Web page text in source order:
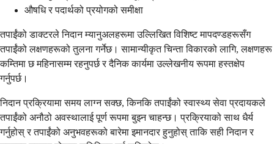
औषधि र पदार्थको प्रयोगको समीक्षा
तपाईंको डाक्टरले निदान म्यानुअलहरूमा उल्लिखित विशिष्ट मापदण्डहरूसँग
तपाईंको लक्षणहरूको तुलना गर्नेछ। सामान्यीकृत चिन्ता विकारको लागि, लक्षणहरू
कम्तिमा छ महिनासम्म रहनुपर्छ र दैनिक कार्यमा उल्लेखनीय रूपमा हस्तक्षेप
गर्नुपर्छ।
निदान प्रक्रियामा समय लाग्न सक्छ, किनकि तपाईंको स्वास्थ्य सेवा प्रदायकले
तपाईंको अनौठो अवस्थालाई पूर्ण रूपमा बुझ्न चाहन्छ। प्रक्रियाको साथ धैर्य
गर्नुहोस् र तपाईंको अनुभवहरूको बारेमा इमानदार हुनुहोस् ताकि सही निदान र